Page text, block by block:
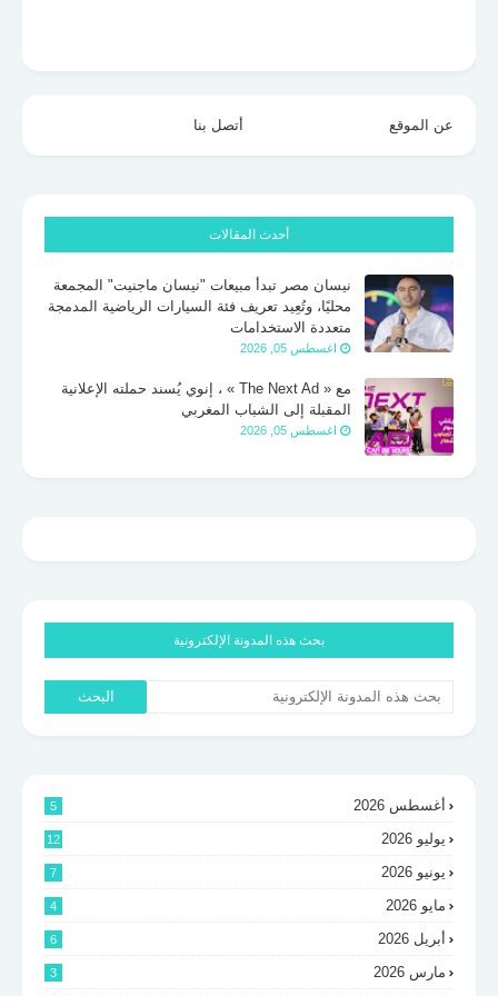
عن الموقع أتصل بنا
أحدث المقالات
نيسان مصر تبدأ مبيعات "نيسان ماجنيت" المجمعة
محليًا، وتُعِيد تعريف فئة السيارات الرياضية المدمجة
متعددة الاستخدامات
اغسطس 05, 2026
مع « The Next Ad » ، إنوي يُسند حملته الإعلانية
المقبلة إلى الشباب المغربي
اغسطس 05, 2026
بحث هذه المدونة الإلكترونية
أغسطس 2026 5
يوليو 2026 12
يونيو 2026 7
مايو 2026 4
أبريل 2026 6
مارس 2026 3